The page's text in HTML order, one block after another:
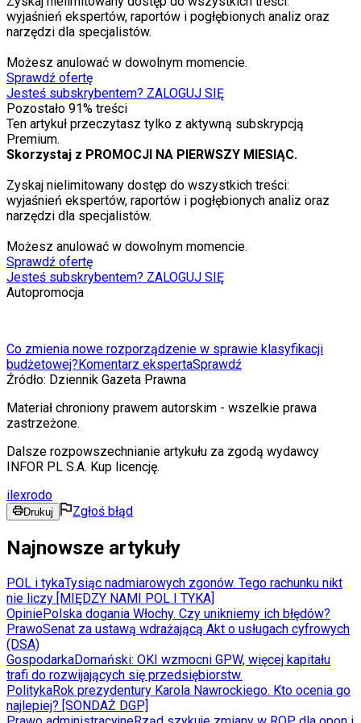
wyjaśnień ekspertów, raportów i pogłębionych analiz oraz
narzędzi dla specjalistów.
Możesz anulować w dowolnym momencie.
Sprawdź ofertę
Jesteś subskrybentem? ZALOGUJ SIĘ
Pozostało 91% treści
Ten artykuł przeczytasz tylko z aktywną subskrypcją
Premium.
Skorzystaj z PROMOCJI NA PIERWSZY MIESIĄC.
Zyskaj nielimitowany dostęp do wszystkich treści:
wyjaśnień ekspertów, raportów i pogłębionych analiz oraz
narzędzi dla specjalistów.
Możesz anulować w dowolnym momencie.
Sprawdź ofertę
Jesteś subskrybentem? ZALOGUJ SIĘ
Autopromocja
Co zmienia nowe rozporządzenie w sprawie klasyfikacji
budżetowej?Komentarz ekspertaSprawdź
Źródło: Dziennik Gazeta Prawna
Materiał chroniony prawem autorskim - wszelkie prawa
zastrzeżone.
Dalsze rozpowszechnianie artykułu za zgodą wydawcy
INFOR PL S.A. Kup licencję.
ilexrodo
Drukuj Zgłoś błąd
Najnowsze artykuły
POL i tykaTysiąc nadmiarowych zgonów. Tego rachunku nikt
nie liczy [MIĘDZY NAMI POL I TYKA]
OpiniePolska dogania Włochy. Czy unikniemy ich błędów?
PrawoSenat za ustawą wdrażającą Akt o usługach cyfrowych
(DSA)
GospodarkaDomański: OKI wzmocni GPW, więcej kapitału
trafi do rozwijających się przedsiębiorstw.
PolitykaRok prezydentury Karola Nawrockiego. Kto ocenia go
najlepiej? [SONDAŻ DGP]